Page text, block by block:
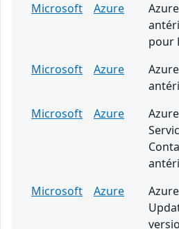
Microsoft Azure
pour
Microsoft
Azure
Microsoft
Azure
Microsoft
Azure